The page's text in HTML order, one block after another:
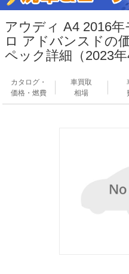
アウディ A4 2016
ロ アドバンスドの
ペック詳細（2023年
カタログ・
価格・燃費
車買取
相場